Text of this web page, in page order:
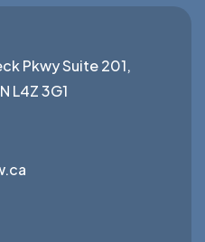
Pkwy Suite 201,
L4Z 3G1